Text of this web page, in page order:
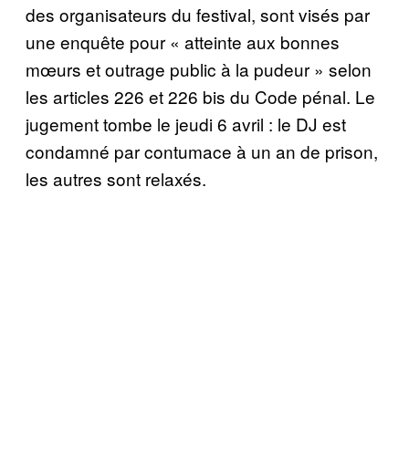
des organisateurs du festival, sont visés par
une enquête pour « atteinte aux bonnes
mœurs et outrage public à la pudeur » selon
les articles 226 et 226 bis du Code pénal. Le
jugement tombe le jeudi 6 avril : le DJ est
condamné par contumace à un an de prison,
les autres sont relaxés.